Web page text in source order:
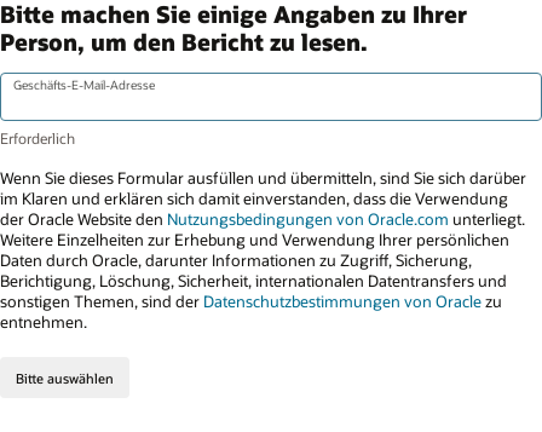
Bitte machen Sie einige Angaben zu Ihrer
Person, um den Bericht zu lesen.
Geschäfts-E-Mail-Adresse
Wenn Sie dieses Formular ausfüllen und übermitteln, sind Sie sich darüber
im Klaren und erklären sich damit einverstanden, dass die Verwendung
der Oracle Website den Nutzungsbedingungen von Oracle.com unterliegt.
Weitere Einzelheiten zur Erhebung und Verwendung Ihrer persönlichen
Daten durch Oracle, darunter Informationen zu Zugriff, Sicherung,
Berichtigung, Löschung, Sicherheit, internationalen Datentransfers und
sonstigen Themen, sind der Datenschutzbestimmungen von Oraclezu
entnehmen.
Bitte auswählen